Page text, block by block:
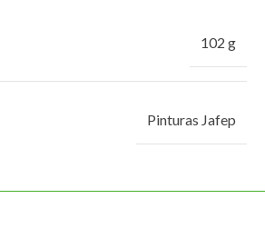
102 g
Pinturas Jafep